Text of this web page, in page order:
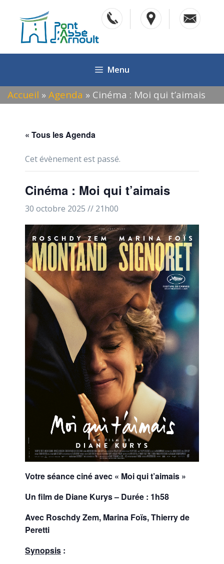
contenu
Menu
Accueil »Agenda » Cinéma : Moi qui t’aimais
« Tous les Agenda
Cet évènement est passé.
Cinéma : Moi qui t’aimais
30 octobre 2025 // 21h00
Votre séance ciné avec « Moi qui t’aimais »
Un film de Diane Kurys – Durée : 1h58
Avec Roschdy Zem, Marina Foïs, Thierry de
Peretti
Synopsis :